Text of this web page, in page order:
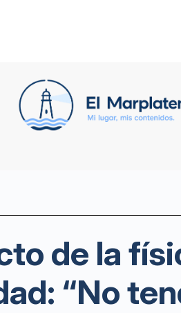
de la
“No